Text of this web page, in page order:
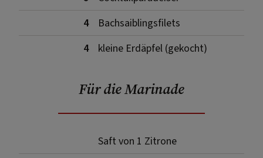
4
Bachsaiblingsfilets
4
kleine Erdäpfel (gekocht)
Für die Marinade
Saft von 1 Zitrone